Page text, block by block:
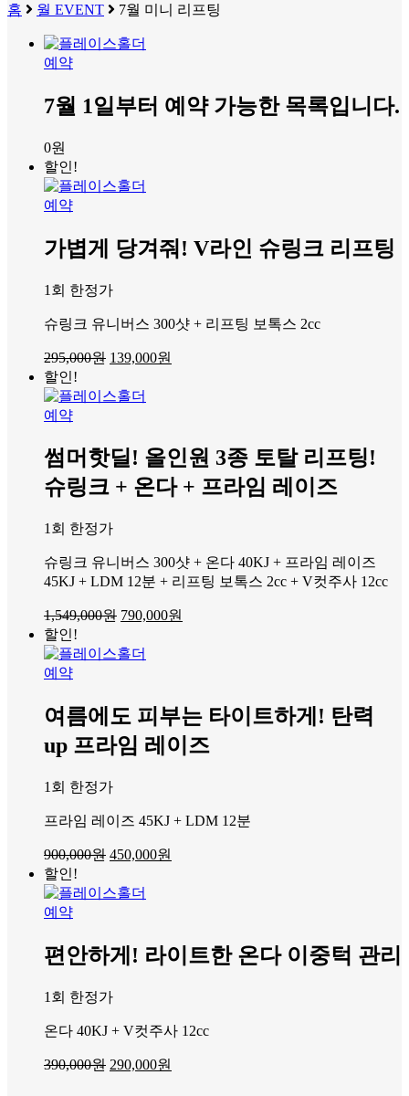
홈 월 EVENT 7월 미니 리프팅
예약
7월 1일부터 예약 가능한 목록입니다.
0원
할인!
예약
가볍게 당겨줘! V라인 슈링크 리프팅
1회 한정가
슈링크 유니버스 300샷 + 리프팅 보톡스 2cc
295,000원 원
가
원.
139,000원
원.
할인!
예약
썸머핫딜! 올인원 3종 토탈 리프팅!
슈링크 + 온다 + 프라임 레이즈
1회 한정가
슈링크 유니버스 300샷 + 온다 40KJ + 프라임 레이즈
45KJ + LDM 12분 + 리프팅 보톡스 2cc + V컷주사 12cc
1,549,000원 원
가
원.
790,000원
원.
할인!
예약
여름에도 피부는 타이트하게! 탄력
up 프라임 레이즈
1회 한정가
프라임 레이즈 45KJ + LDM 12분
900,000원 원
가
원.
450,000원
원.
할인!
예약
편안하게! 라이트한 온다 이중턱 관리
1회 한정가
온다 40KJ + V컷주사 12cc
390,000원 원
290,000원